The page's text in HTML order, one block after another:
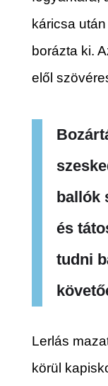
káricsa
borázta ki.
elől
ballók
és
tudni
Lerlás
körül